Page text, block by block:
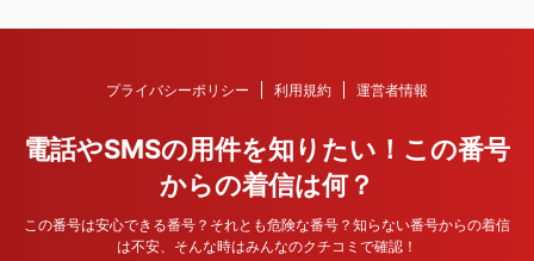
プライバシーポリシー 利用規約 運営者情報
電話やSMSの用件を知りたい！この番号
からの着信は何？
この番号は安心できる番号？それとも危険な番号？知らない番号からの着信
は不安、そんな時はみんなのクチコミで確認！